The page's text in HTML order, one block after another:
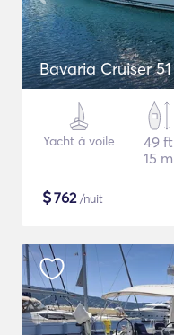
Bavaria Cruiser 51
Yacht à voile
49 ft
15 m
$762/nuit